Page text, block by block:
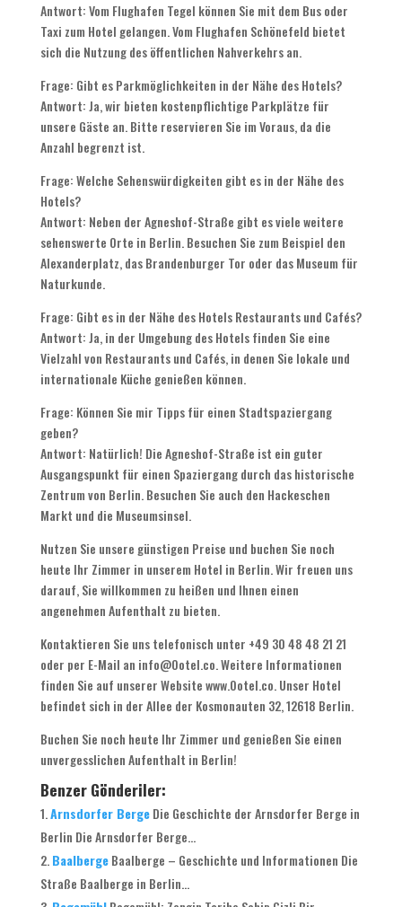
Antwort:Vom Flughafen Tegel können Sie mit dem Bus oder
Taxi zum Hotel gelangen.Vom Flughafen Schönefeld bietet
sich die Nutzung des öffentlichen Nahverkehrs an.
Frage: Gibt es Parkmöglichkeiten in der Nähe des Hotels?
Antwort:Ja,wir bieten kostenpflichtige Parkplätze für
unsere Gäste an.Bitte reservieren Sie im Voraus,da die
Anzahl begrenzt ist.
Frage:Welche Sehenswürdigkeiten gibt es in der Nähe des
Hotels?
Antwort: Neben der Agneshof-Straße gibt es viele weitere
sehenswerte Orte in Berlin.Besuchen Sie zum Beispiel den
Alexanderplatz,das Brandenburger Tor oder das Museum für
Naturkunde.
Frage: Gibt es in der Nähe des Hotels Restaurants und Cafés?
Antwort:Ja,in der Umgebung des Hotels finden Sie eine
Vielzahl von Restaurants und Cafés,in denen Sie lokale und
internationale Küche genießen können.
Frage: Können Sie mir Tipps für einen Stadtspaziergang
geben?
Antwort: Natürlich! Die Agneshof-Straße ist ein guter
Ausgangspunkt für einen Spaziergang durch das historische
Zentrum von Berlin.Besuchen Sie auch den Hackeschen
Markt und die Museumsinsel.
Nutzen Sie unsere günstigen Preise und buchen Sie noch
heute Ihr Zimmer in unserem Hotel in Berlin.Wir freuen uns
darauf,Sie willkommen zu heißen und Ihnen einen
angenehmen Aufenthalt zu bieten.
Kontaktieren Sie uns telefonisch unter +49 30 48 48 21 21
oder per E-Mail an info@Ootel.co.Weitere Informationen
finden Sie auf unserer Website www.Ootel.co.Unser Hotel
befindet sich in der Allee der Kosmonauten 32, 12618 Berlin.
Buchen Sie noch heute Ihr Zimmer und genießen Sie einen
unvergesslichen Aufenthalt in Berlin!
Benzer Gönderiler:
Arnsdorfer Berge Die Geschichte der Arnsdorfer Berge in
Berlin Die Arnsdorfer Berge...
Baalberge Baalberge – Geschichte und Informationen Die
Straße Baalberge in Berlin...